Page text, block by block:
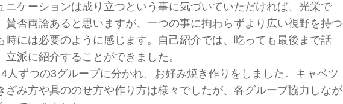
ニケーションは成り立つという事に気づいていただければ、光栄で
賛否両論あると思いますが、一つの事に拘わらずより広い視野を持つ
時には必要のように感じます。自己紹介では、吃っても最後まで話
立派に紹介することができました。
人ずつの3グループに分かれ、お好み焼き作りをしました。キャベツ
ざみ方や具ののせ方や作り方は様々でしたが、各グループ協力しなが